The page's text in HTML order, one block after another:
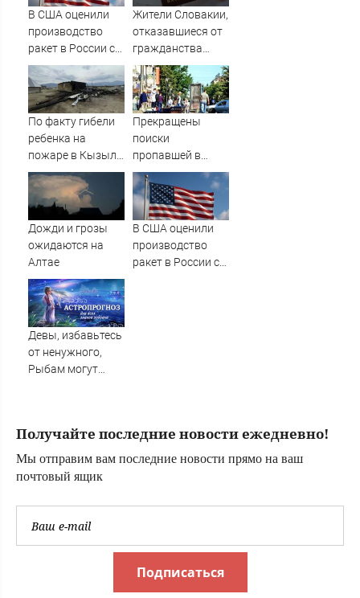
фактов, новые
карьеры -
В США оценили
производство
ракет в России с
производством
"Пэтриотов"
Жители Словакии,
отказавшиеся от
гражданства
России, хотят его
вернуть
По факту гибели
ребенка на
пожаре в Кызыл-
Таше возбуждено
уголовное дело
Прекращены
поиски
пропавшей в
Твери женщины
Дожди и грозы
ожидаются на
Алтае
В США оценили
производство
ракет в России с
Девы, избавьтесь
от ненужного,
Рыбам могут
быть лидером в
Получайте последние новости ежедневно!
Мы отправим вам последние новости прямо на ваш
почтовый ящик
Подписаться